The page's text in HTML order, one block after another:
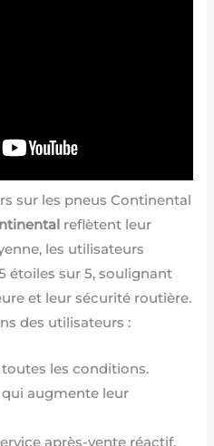
sur les pneus Continental
reflètent leur
les utilisateurs
étoiles sur 5, soulignant
et leur sécurité routière.
des utilisateurs :
les conditions.
augmente leur
après-vente réactif.